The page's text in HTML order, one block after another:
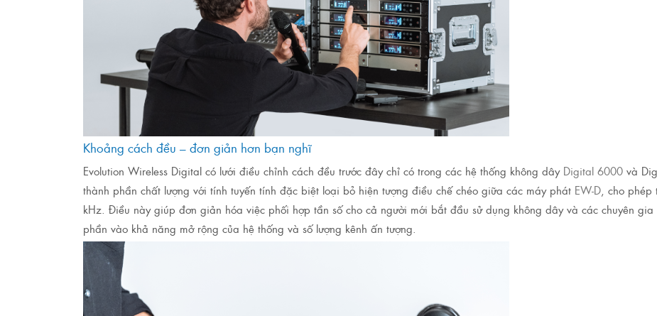
Khoảng cách đều – đơn giản hơn bạn nghĩ
Evolution Wireless Digital có lưới điều chỉnh cách đều trước đây chỉ có trong các hệ thống không dây Digital 6000 và
thành phần chất lượng với tính tuyến tính đặc biệt loại bỏ hiện tượng điều chế chéo giữa các máy phát EW-D, cho phép
kHz. Điều này giúp đơn giản hóa việc phối hợp tần số cho cả người mới bắt đầu sử dụng không dây và các chuyên
phần vào khả năng mở rộng của hệ thống và số lượng kênh ấn tượng.